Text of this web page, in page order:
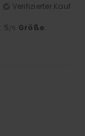
Verifizierter Kauf
: 5 /5 Größe: